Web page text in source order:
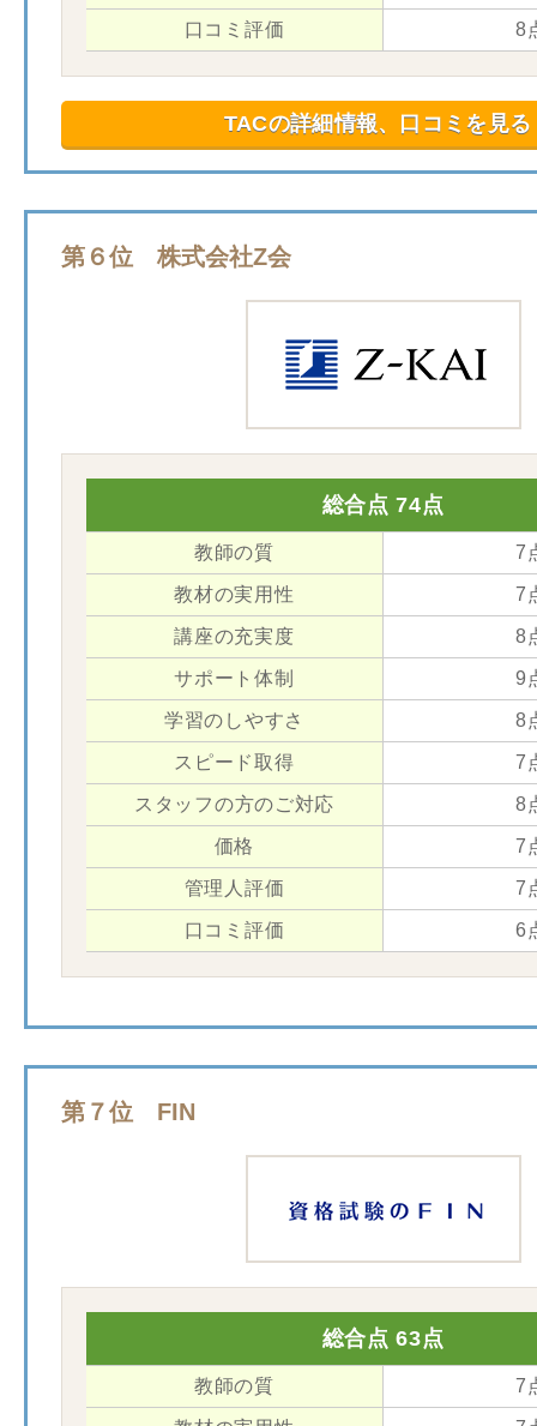
口コミ評価 8
TACの詳細情報、口コミを見る
第６位 株式会社Z会
総合点 74点
教師の質 7
教材の実用性 7
講座の充実度 8
サポート体制 9
学習のしやすさ 8
スピード取得 7
スタッフの方のご対応 8
価格 7
管理人評価 7
口コミ評価 6
第７位 FIN
総合点 63点
教師の質 7